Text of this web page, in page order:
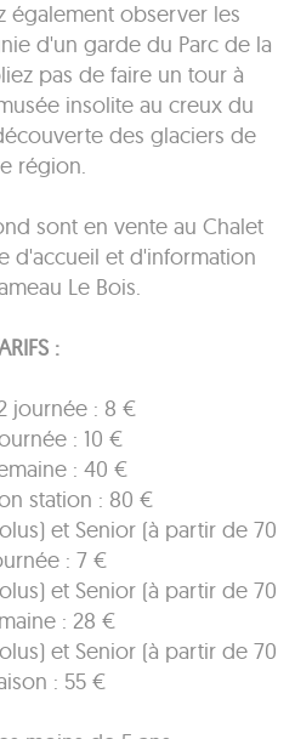
également observer les
d'un garde du Parc de la
pas de faire un tour à
insolite au creux du
des glaciers de
région.
sont en vente au Chalet
d'accueil et d'information
Le Bois.
:
journée : 8 €
: 10 €
: 40 €
station : 80 €
et Senior (à partir de 70
: 7 €
et Senior (à partir de 70
: 28 €
et Senior (à partir de 70
: 55 €